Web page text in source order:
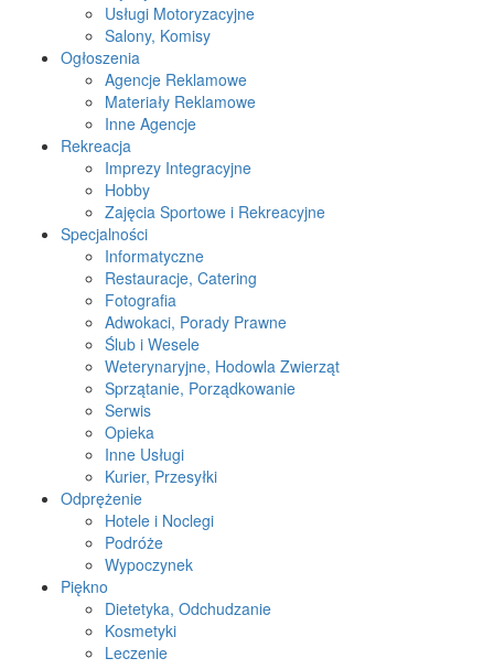
Usługi Motoryzacyjne
Salony, Komisy
Ogłoszenia
Agencje Reklamowe
Materiały Reklamowe
Inne Agencje
Rekreacja
Imprezy Integracyjne
Hobby
Zajęcia Sportowe i Rekreacyjne
Specjalności
Informatyczne
Restauracje, Catering
Fotografia
Adwokaci, Porady Prawne
Ślub i Wesele
Weterynaryjne, Hodowla Zwierząt
Sprzątanie, Porządkowanie
Serwis
Opieka
Inne Usługi
Kurier, Przesyłki
Odprężenie
Hotele i Noclegi
Podróże
Wypoczynek
Piękno
Dietetyka, Odchudzanie
Kosmetyki
Leczenie